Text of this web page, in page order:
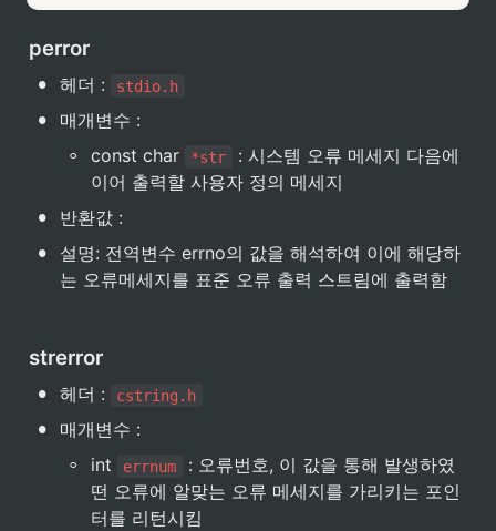
perror
• 헤더 : stdio.h
• 매개변수 :
◦ const char *str
: 시스템 오류 메세지 다음에
이어 출력할 사용자 정의 메세지
• 반환값 :
•
설명: 전역변수 errno의 값을 해석하여 이에 해당하
는 오류메세지를 표준 오류 출력 스트림에 출력함
strerror
• 헤더 : cstring.h
• 매개변수 :
◦ int errnum
: 오류번호, 이 값을 통해 발생하였
떤 오류에 알맞는 오류 메세지를 가리키는 포인
터를 리턴시킴